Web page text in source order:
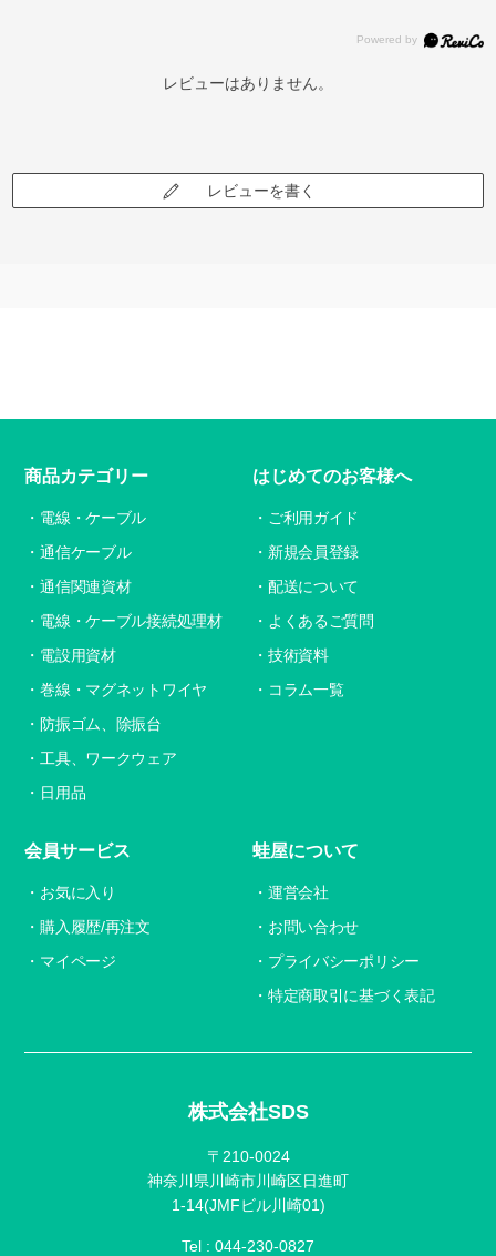
レビューはありません。
レビューを書く
株式会社SDS
〒210-0024
神奈川県川崎市川崎区日進町
1-14(JMFビル川崎01)
Tel : 044-230-0827
商品カテゴリー
電線・ケーブル
通信ケーブル
通信関連資材
電線・ケーブル接続処理材
電設用資材
巻線・マグネットワイヤ
防振ゴム、除振台
工具、ワークウェア
日用品
はじめてのお客様へ
ご利用ガイド
新規会員登録
配送について
よくあるご質問
技術資料
コラム一覧
会員サービス
お気に入り
購入履歴/再注文
マイページ
蛙屋について
運営会社
お問い合わせ
プライバシーポリシー
特定商取引に基づく表記